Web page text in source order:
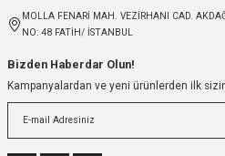
MOLLA FENARİ MAH. VEZİRHANI CAD.
NO: 48 FATİH/ İSTANBUL
Bizden Haberdar Olun!
Kampanyalardan ve yeni ürünlerden ilk